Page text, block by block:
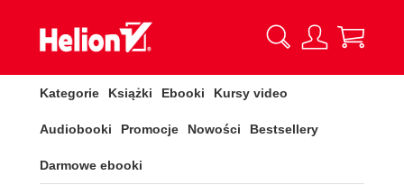
Kategorie Książki Ebooki Kursy video
Audiobooki Promocje Nowości Bestsellery
Darmowe ebooki